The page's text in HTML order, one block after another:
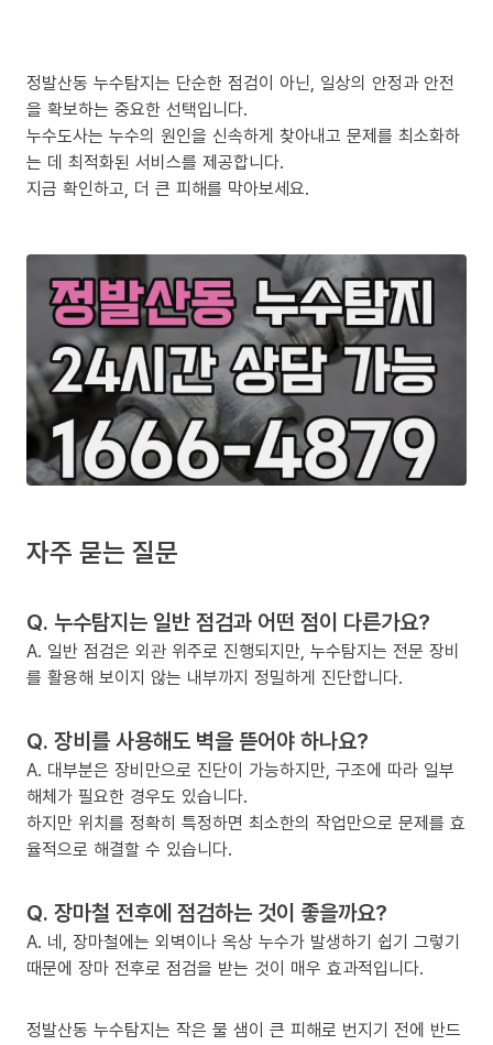
정발산동 누수탐지는 단순한 점검이 아닌, 일상의 안정과 안전
을 확보하는 중요한 선택입니다.
누수도사는 누수의 원인을 신속하게 찾아내고 문제를 최소화하
는 데 최적화된 서비스를 제공합니다.
지금 확인하고, 더 큰 피해를 막아보세요.
자주 묻는 질문
Q. 누수탐지는 일반 점검과 어떤 점이 다른가요?
A. 일반 점검은 외관 위주로 진행되지만, 누수탐지는 전문 장비
를 활용해 보이지 않는 내부까지 정밀하게 진단합니다.
Q. 장비를 사용해도 벽을 뜯어야 하나요?
A. 대부분은 장비만으로 진단이 가능하지만, 구조에 따라 일부
해체가 필요한 경우도 있습니다.
하지만 위치를 정확히 특정하면 최소한의 작업만으로 문제를 효
율적으로 해결할 수 있습니다.
Q. 장마철 전후에 점검하는 것이 좋을까요?
A. 네, 장마철에는 외벽이나 옥상 누수가 발생하기 쉽기 그렇기
때문에 장마 전후로 점검을 받는 것이 매우 효과적입니다.
정발산동 누수탐지는 작은 물 샘이 큰 피해로 번지기 전에 반드